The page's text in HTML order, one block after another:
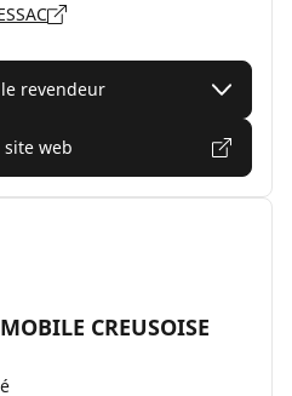
revendeur
site web
CREUSOISE